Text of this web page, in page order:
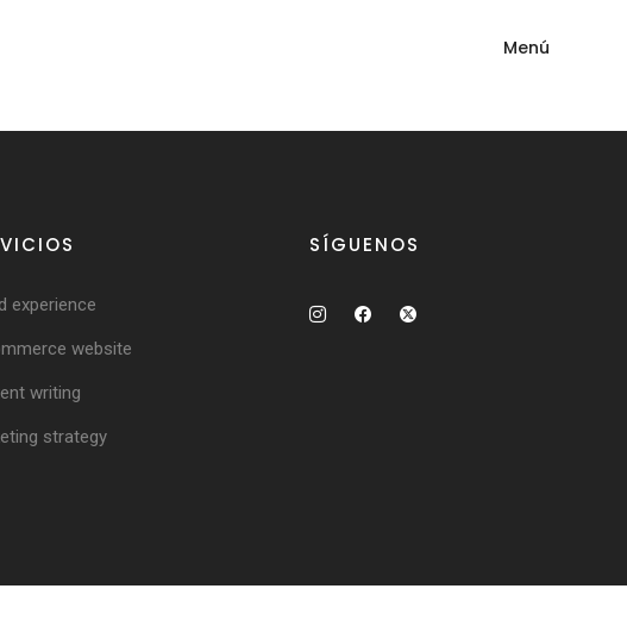
Menú
experience
website
writing
strategy
SÍGUENOS